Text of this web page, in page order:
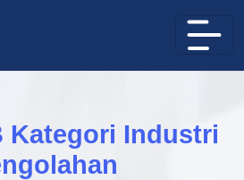
Kategori Industri